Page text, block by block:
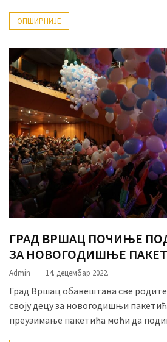
ОПШИРНИЈЕ
ГРАД ВРШАЦ ПОЧИЊЕ
ЗА НОВОГОДИШЊЕ
Admin 14. децембар 2022.
Град Вршац обавештава све
своју децу за новогодишњи
преузимање пакетића моћи да